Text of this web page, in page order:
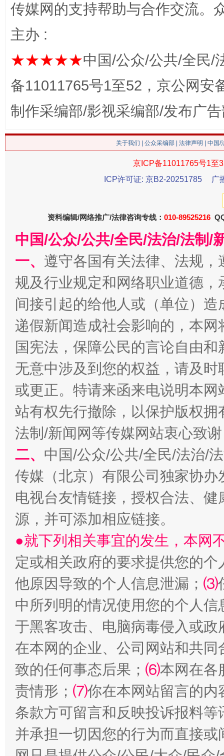
今
生
揭批美国五大"原罪" "炒
解纷+调解+退费，一次搞定
站台名比不上好声名
传媒网的支持帮助与合作交流。
主办 :
★★★★★中国/公众/公共/全民/
备11011765号1至52，京公网安
制作采编部/影视采编部/发布广
关于我们 公众采编部 法律声明 | 中国
京ICP备11011765号1至
ICP许可证: 京B2-20251785
广
资料编辑/网络推广/法律咨询专线： 010-89525216
中国/公众/公共/全民/法治/法制/
一、 遵守各国有关法律、法规
规及行业规定和网络职业道德
间接引起的给他人或（单位）
递假新闻造成社会影响的，本
国宪法，保障公民的言论自由
无意中涉及到您的权益，请及
或更正。特请来函来电说明本
站有权先行撤除，以保护版权
法制/新闻网等传媒网站衷心致
二、 中国/公众/公共/全民/法治/
传媒（北京）有限公司独家协
电视台友情链接，授权合法、
源，并可添加相应链接。
●就下列相关事宜的发生，本网
定或相关政府的要求提供您的个
他原因导致的个人信息泄漏； ⑶
中所列明的情况使用您的个人
于黑客攻击、电脑病毒侵入或
在本网的企业、公司网站和共
致的任何事态后果； ⑹本网在各
责情形； ⑺你在本网站留言的内
条款方可留言和反映投诉报料
并承担一切因您的行为而直接